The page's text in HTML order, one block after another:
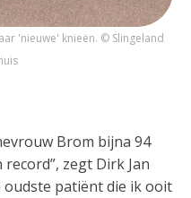
'nieuwe' knieën. © Slingeland
Brom bijna 94
zegt Dirk Jan
oudste patiënt die ik ooit